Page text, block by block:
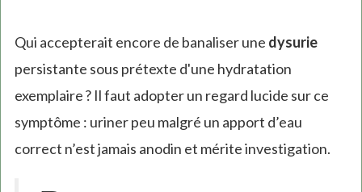
Qui accepterait encore de banaliser une dysurie
persistante sous prétexte d'une hydratation
exemplaire ? Il faut adopter un regard lucide sur ce
symptôme : uriner peu malgré un apport d’eau
correct n’est jamais anodin et mérite investigation.